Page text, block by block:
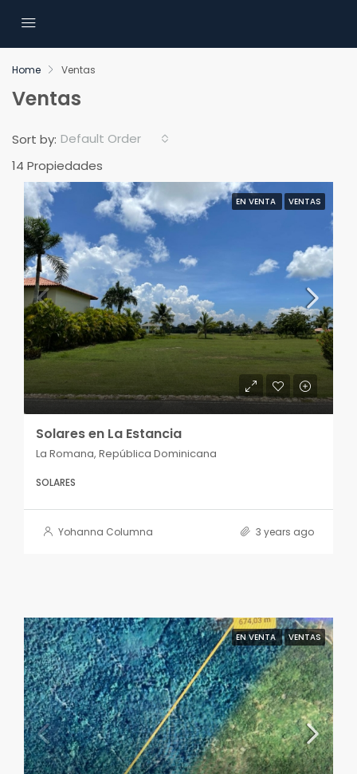
Home Ventas
Ventas
14 Propiedades
Sort by: Default Order
EN VENTA VENTAS
Solares en La Estancia
La Romana, República Dominicana
SOLARES
Yohanna Columna 3 years ago
EN VENTA VENTAS